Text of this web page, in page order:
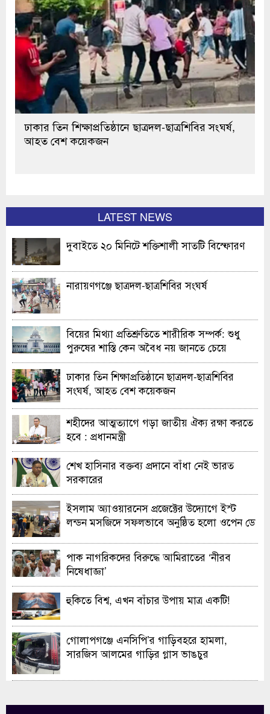
ঢাকার তিন শিক্ষাপ্রতিষ্ঠানে ছাত্রদল-ছাত্রশিবির সংঘর্ষ,
আহত বেশ কয়েকজন
LATEST NEWS
দুবাইতে ২০ মিনিটে শক্তিশালী সাতটি বিস্ফোরণ
নারায়ণগঞ্জে ছাত্রদল-ছাত্রশিবির সংঘর্ষ
বিয়ের মিথ্যা প্রতিশ্রুতিতে শারীরিক সম্পর্ক: শুধু
পুরুষের শাস্তি কেন অবৈধ নয় জানতে চেয়ে
হাইকোর্টের রুল
ঢাকার তিন শিক্ষাপ্রতিষ্ঠানে ছাত্রদল-ছাত্রশিবির
সংঘর্ষ, আহত বেশ কয়েকজন
শহীদের আত্মত্যাগে গড়া জাতীয় ঐক্য রক্ষা করতে
হবে : প্রধানমন্ত্রী
শেখ হাসিনার বক্তব্য প্রদানে বাঁধা নেই ভারত
সরকারের
ইসলাম অ্যাওয়ারনেস প্রজেক্টের উদ্যোগে ইস্ট
লন্ডন মসজিদে সফলভাবে অনুষ্ঠিত হলো ওপেন ডে
পাক নাগরিকদের বিরুদ্ধে আমিরাতের ‘নীরব
নিষেধাজ্ঞা’
হুকিতে বিশ্ব, এখন বাঁচার উপায় মাত্র একটি!
গোলাপগঞ্জে এনসিপি’র গাড়িবহরে হামলা,
সারজিস আলমের গাড়ির গ্লাস ভাঙচুর